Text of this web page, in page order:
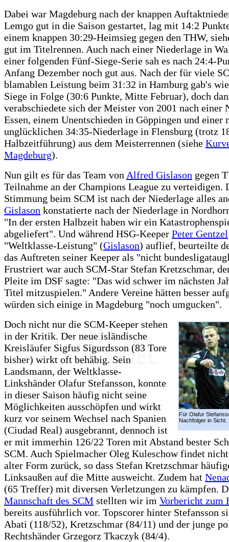
Dabei war Magdeburg nach der knappen
Lemgo gut in die Saison gestartet, lag mit 14:2
einem knappen 30:29-Heimsieg gegen den THW,
gut im Titelrennen. Auch nach einer Niederlage in
einer folgenden Fünf-Siege-Serie sah es nach 24:4-
Anfang Dezember noch gut aus. Nach der für viele
blamablen Leistung beim 31:32 in Hamburg gab's
Siege in Folge (30:6 Punkte, Mitte Februar), doch
verabschiedete sich der Meister von 2001 nach einer
Essen, einem Unentschieden in Göppingen und einer
unglücklichen 34:35-Niederlage in Flensburg (trotz
Halbzeitführung) aus dem Meisterrennen (siehe
Magdeburg).
Nun gilt es für das Team von Alfred Gislason gegen
Teilnahme an der Champions League zu verteidigen.
Stimmung beim SCM ist nach der Niederlage alles
Gislason konstatierte nach der Niederlage in
"In der ersten Halbzeit haben wir ein
abgeliefert". Und während HSG-Keeper Peter Gentzel
"Weltklasse-Leistung" (Gislason) auflief, beurteilte
das Auftreten seiner Keeper als "nicht
Frustriert war auch SCM-Star Stefan Kretzschmar,
Pleite im DSF sagte: "Das wid schwer im nächsten
Titel mitzuspielen." Andere Vereine hätten besser
würden sich einige in Magdeburg "noch umgucken".
Für Olafur
Nachfolger in Sicht.
Doch nicht nur die SCM-Keeper stehen
in der Kritik. Der neue isländische
Kreisläufer Sigfus Sigurdsson (83 Tore
bisher) wirkt oft behäbig. Sein
Landsmann, der Weltklasse-
Linkshänder Olafur Stefansson, konnte
in dieser Saison häufig nicht seine
Möglichkeiten ausschöpfen und wirkt
kurz vor seinem Wechsel nach Spanien
(Ciudad Real) ausgebrannt, dennoch ist
er mit immerhin 126/22 Toren mit Abstand bester
SCM. Auch Spielmacher Oleg Kuleschow findet
alter Form zurück, so dass Stefan Kretzschmar
Linksaußen auf die Mitte ausweicht. Zudem hat
(65 Treffer) mit diversen Verletzungen zu kämpfen.
Mannschaft des SCM stellten wir im Vorbericht zum
bereits ausführlich vor. Topscorer hinter Stefansson
Abati (118/52), Kretzschmar (84/11) und der junge
Rechtshänder Grzegorz Tkaczyk (84/4).